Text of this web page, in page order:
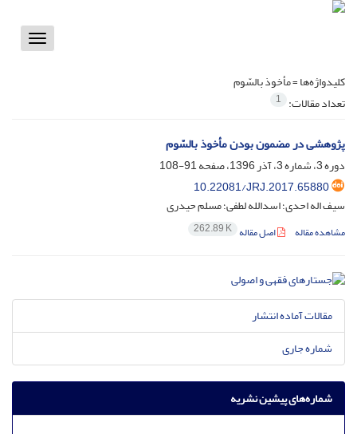
Toggle
کلیدواژه‌ها =مأخوذ بالسّوم
تعداد مقالات: 1
پژوهشی در مضمون بودن مأخوذ بالسّوم
دوره 3، شماره 3، آذر 1396، صفحه
91-108
10.22081/JRJ.2017.65880
سیف اله احدی؛ اسدالله لطفی؛ مسلم حیدری
مشاهده مقاله اصل مقاله 262.89 K
مقالات آماده انتشار
شماره جاری
شماره‌های پیشین نشریه